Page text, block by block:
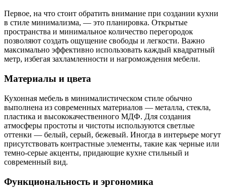
Первое, на что стоит обратить внимание при создании кухни
в стиле минимализма, — это планировка. Открытые
пространства и минимальное количество перегородок
позволяют создать ощущение свободы и легкости. Важно
максимально эффективно использовать каждый квадратный
метр, избегая захламленности и нагромождения мебели.
Материалы и цвета
Кухонная мебель в минималистическом стиле обычно
выполнена из современных материалов — металла, стекла,
пластика и высококачественного МДФ. Для создания
атмосферы простоты и чистоты используются светлые
оттенки — белый, серый, бежевый. Иногда в интерьере могут
присутствовать контрастные элементы, такие как черные или
темно-серые акценты, придающие кухне стильный и
современный вид.
Функциональность и эргономика